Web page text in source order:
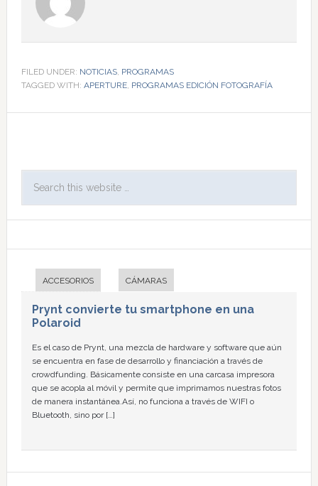
FILED UNDER: NOTICIAS, PROGRAMAS
TAGGED WITH: APERTURE, PROGRAMAS EDICIÓN FOTOGRAFÍA
ACCESORIOS CÁMARAS
Prynt convierte tu smartphone en una
Polaroid
Es el caso de Prynt, una mezcla de hardware y software que aún
se encuentra en fase de desarrollo y financiación a través de
crowdfunding. Básicamente consiste en una carcasa impresora
que se acopla al móvil y permite que imprimamos nuestras fotos
de manera instantánea.Así, no funciona a través de WIFI o
Bluetooth, sino por […]